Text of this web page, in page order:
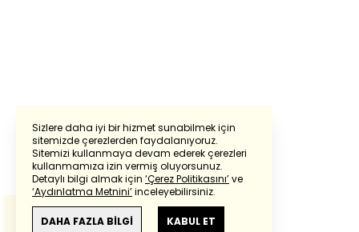
Sizlere daha iyi bir hizmet sunabilmek için
sitemizde çerezlerden faydalanıyoruz.
Sitemizi kullanmaya devam ederek çerezleri
kullanmamıza izin vermiş oluyorsunuz.
Detaylı bilgi almak için ‘Çerez Politikasını’ve
‘Aydınlatma Metnini’inceleyebilirsiniz.
DAHA FAZLA BİLGİ KABUL ET
Powered by Translate
Bu çevirideGoogle Transletekullanılmıştır.
Anlam ve çeviri hatalarından
haberturk.com